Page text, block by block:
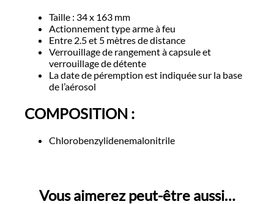
Taille : 34 x 163 mm
Actionnement type arme à feu
Entre 2.5 et 5 mètres de distance
Verrouillage de rangement à capsule et
verrouillage de détente
La date de péremption est indiquée sur la base
de l’aérosol
COMPOSITION :
Chlorobenzylidenemalonitrile
Vous aimerez peut-être aussi…